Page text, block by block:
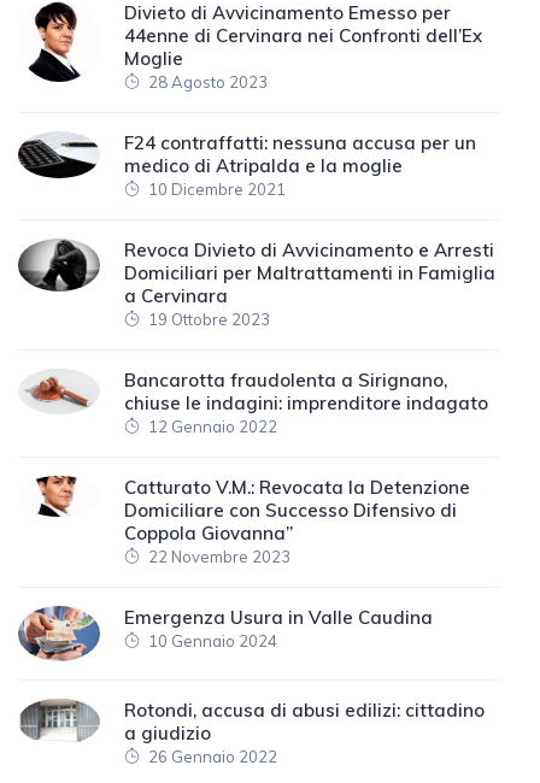
Divieto di Avvicinamento Emesso per
44enne di Cervinara nei Confronti dell’Ex
Moglie
28 Agosto 2023
F24 contraffatti: nessuna accusa per un
medico di Atripalda e la moglie
10 Dicembre 2021
Revoca Divieto di Avvicinamento e Arresti
Domiciliari per Maltrattamenti in Famiglia
a Cervinara
19 Ottobre 2023
Bancarotta fraudolenta a Sirignano,
chiuse le indagini: imprenditore indagato
12 Gennaio 2022
Catturato V.M.: Revocata la Detenzione
Domiciliare con Successo Difensivo di
Coppola Giovanna”
22 Novembre 2023
Emergenza Usura in Valle Caudina
10 Gennaio 2024
Rotondi, accusa di abusi edilizi: cittadino
a giudizio
26 Gennaio 2022